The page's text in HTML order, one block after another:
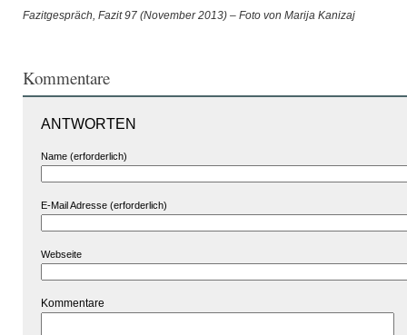
Fazitgespräch, Fazit 97 (November 2013) – Foto von Marija Kanizaj
Kommentare
ANTWORTEN
Name (erforderlich)
E-Mail Adresse (erforderlich)
Webseite
Kommentare